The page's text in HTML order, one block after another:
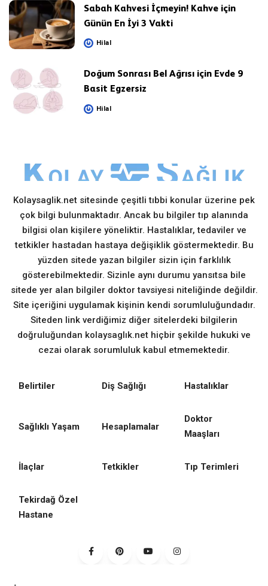
Sabah Kahvesi İçmeyin! Kahve için
Günün En İyi 3 Vakti
Posted
Hilal
Doğum Sonrası Bel Ağrısı için Evde 9
Basit Egzersiz
Posted
Hilal
Kolaysaglik.net sitesinde çeşitli tıbbi konular üzerine pek
çok bilgi bulunmaktadır. Ancak bu bilgiler tıp alanında
bilgisi olan kişilere yöneliktir. Hastalıklar, tedaviler ve
tetkikler hastadan hastaya değişiklik göstermektedir. Bu
yüzden sitede yazan bilgiler sizin için farklılık
gösterebilmektedir. Sizinle aynı durumu yansıtsa bile
sitede yer alan bilgiler doktor tavsiyesi niteliğinde değildir.
Site içeriğini uygulamak kişinin kendi sorumluluğundadır.
Siteden link verdiğimiz diğer sitelerdeki bilgilerin
doğruluğundan kolaysaglık.net hiçbir şekilde hukuki ve
cezai olarak sorumluluk kabul etmemektedir.
Belirtiler Diş Sağlığı Hastalıklar
Sağlıklı Yaşam Hesaplamalar
Doktor
Maaşları
İlaçlar Tetkikler Tıp Terimleri
Tekirdağ Özel
Hastane